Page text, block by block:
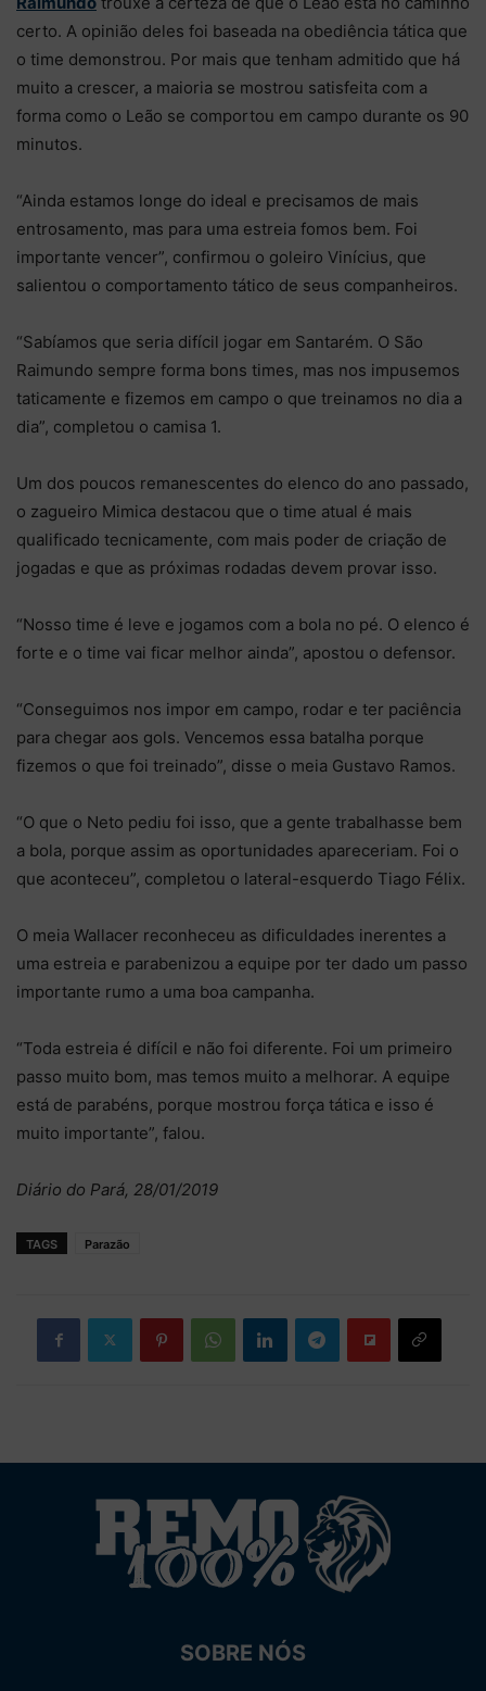
certo. A opinião deles foi baseada na obediência tática que
o time demonstrou. Por mais que tenham admitido que há
muito a crescer, a maioria se mostrou satisfeita com a
forma como o Leão se comportou em campo durante os 90
minutos.
“Ainda estamos longe do ideal e precisamos de mais
entrosamento, mas para uma estreia fomos bem. Foi
importante vencer”, confirmou o goleiro Vinícius, que
salientou o comportamento tático de seus companheiros.
“Sabíamos que seria difícil jogar em Santarém. O São
Raimundo sempre forma bons times, mas nos impusemos
taticamente e fizemos em campo o que treinamos no dia a
dia”, completou o camisa 1.
Um dos poucos remanescentes do elenco do ano passado,
o zagueiro Mimica destacou que o time atual é mais
qualificado tecnicamente, com mais poder de criação de
jogadas e que as próximas rodadas devem provar isso.
“Nosso time é leve e jogamos com a bola no pé. O elenco é
forte e o time vai ficar melhor ainda”, apostou o defensor.
“Conseguimos nos impor em campo, rodar e ter paciência
para chegar aos gols. Vencemos essa batalha porque
fizemos o que foi treinado”, disse o meia Gustavo Ramos.
“O que o Neto pediu foi isso, que a gente trabalhasse bem
a bola, porque assim as oportunidades apareceriam. Foi o
que aconteceu”, completou o lateral-esquerdo Tiago Félix.
O meia Wallacer reconheceu as dificuldades inerentes a
uma estreia e parabenizou a equipe por ter dado um passo
importante rumo a uma boa campanha.
“Toda estreia é difícil e não foi diferente. Foi um primeiro
passo muito bom, mas temos muito a melhorar. A equipe
está de parabéns, porque mostrou força tática e isso é
muito importante”, falou.
Diário do Pará, 28/01/2019
TAGS Parazão
SOBRE NÓS